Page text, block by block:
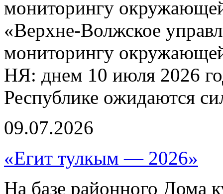
мониторингу
«Верхне-Волжское
мониторингу
НЯ: днем 10 июля 2026
Республике ожидаются
09.07.2026
«Егит тулкым — 2026»
На базе районного Дома